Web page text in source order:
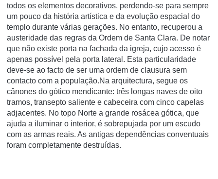
todos os elementos decorativos, perdendo-se para sempre
um pouco da história artística e da evolução espacial do
templo durante várias gerações. No entanto, recuperou a
austeridade das regras da Ordem de Santa Clara. De notar
que não existe porta na fachada da igreja, cujo acesso é
apenas possível pela porta lateral. Esta particularidade
deve-se ao facto de ser uma ordem de clausura sem
contacto com a população.Na arquitectura, segue os
cânones do gótico mendicante: três longas naves de oito
tramos, transepto saliente e cabeceira com cinco capelas
adjacentes. No topo Norte a grande rosácea gótica, que
ajuda a iluminar o interior, é sobrepujada por um escudo
com as armas reais. As antigas dependências conventuais
foram completamente destruídas.